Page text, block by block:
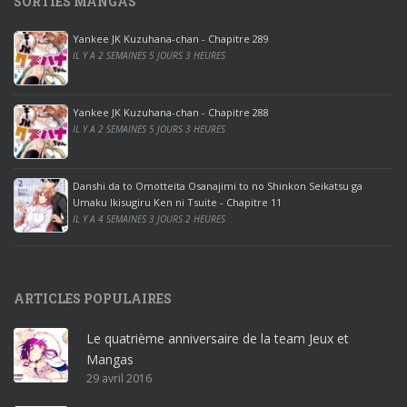
0
p
r
o
o
ff
i
c
e
2
0
1
r
o
ff
i
Yankee JK Kuzuhana-chan - Chapitre 289
IL Y A 2 SEMAINES 5 JOURS 3 HEURES
Yankee JK Kuzuhana-chan - Chapitre 288
IL Y A 2 SEMAINES 5 JOURS 3 HEURES
Danshi da to Omotteita Osanajimi to no Shinkon Seikatsu ga
Umaku Ikisugiru Ken ni Tsuite - Chapitre 11
IL Y A 4 SEMAINES 3 JOURS 2 HEURES
ARTICLES POPULAIRES
Le quatrième anniversaire de la team Jeux et
Mangas
29 avril 2016